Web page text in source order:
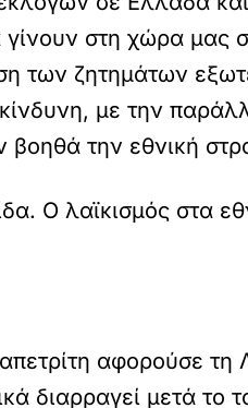
στη χώρα μας
των ζητημάτων
με την
την εθνική
Ο λαϊκισμός στα
αφορούσε τη
διαρραγεί μετά το